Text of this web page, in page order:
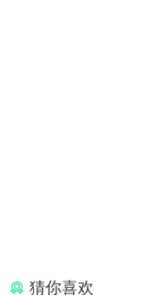
猜你喜欢